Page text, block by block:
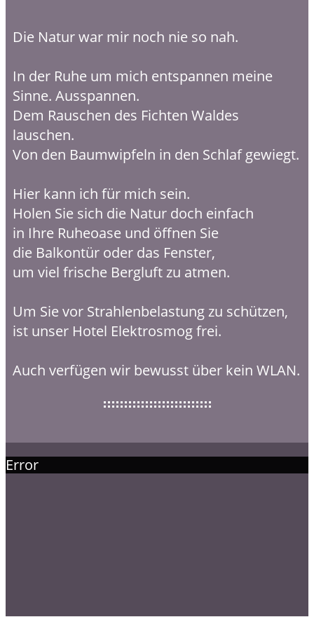
Die Natur war mir noch nie so nah.
In der Ruhe um mich entspannen meine
Sinne. Ausspannen.
Dem Rauschen des Fichten Waldes
lauschen.
Von den Baumwipfeln in den Schlaf gewiegt.
Hier kann ich für mich sein.
Holen Sie sich die Natur doch einfach
in Ihre Ruheoase und öffnen Sie
die Balkontür oder das Fenster,
um viel frische Bergluft zu atmen.
Um Sie vor Strahlenbelastung zu schützen,
ist unser Hotel Elektrosmog frei.
Auch verfügen wir bewusst über kein WLAN.
Error